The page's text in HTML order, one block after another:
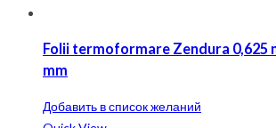
Folii termoformare Zendura 0,625
mm
Добавить в список желаний